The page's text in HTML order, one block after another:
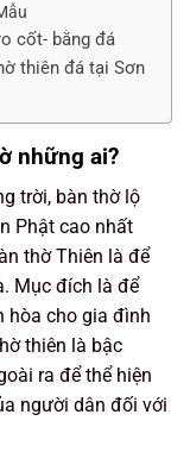
cốt- bằng đá
thiên đá tại Sơn
những ai?
trời, bàn thờ lộ
Phật cao nhất
thờ Thiên là để
Mục đích là để
hòa cho gia đình
thiên là bậc
ra để thể hiện
người dân đối với